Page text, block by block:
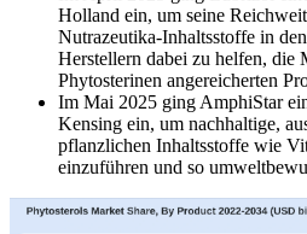
Holland ein, um seine
Nutrazeutika-Inhaltsstoffe in
Herstellern dabei zu helfen,
Phytosterinen angereicherten
Im Mai 2025 ging AmphiStar
Kensing ein, um nachhaltige,
pflanzlichen Inhaltsstoffe wie
einzuführen und so